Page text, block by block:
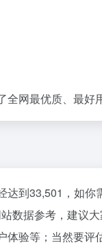
网最优质、最好
达到33,501，如
数据参考，建议
体验等；当然要